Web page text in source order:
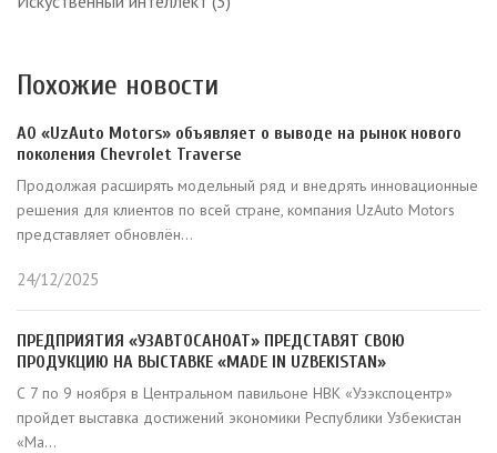
Похожие новости
АО «UzAuto Motors» объявляет о выводе на рынок нового
поколения Chevrolet Traverse
Продолжая расширять модельный ряд и внедрять инновационные
решения для клиентов по всей стране, компания UzAuto Motors
представляет обновлён...
24/12/2025
ПРЕДПРИЯТИЯ «УЗАВТОСАНОАТ» ПРЕДСТАВЯТ СВОЮ
ПРОДУКЦИЮ НА ВЫСТАВКЕ «MADE IN UZBEKISTAN»
С 7 по 9 ноября в Центральном павильоне НВК «Узэкспоцентр»
пройдет выставка достижений экономики Республики Узбекистан
«Ma...